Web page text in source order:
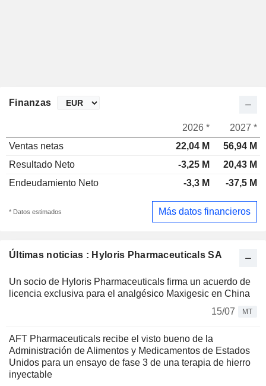
Últimas noticias : Hyloris Pharmaceuticals SA
Un socio de Hyloris Pharmaceuticals firma un acuerdo de
licencia exclusiva para el analgésico Maxigesic en China
15/07
MT
AFT Pharmaceuticals recibe el visto bueno de la
Administración de Alimentos y Medicamentos de Estados
Unidos para un ensayo de fase 3 de una terapia de hierro
inyectable
Finanzas
2026 *
2027 *
Ventas netas
22,04 M
56,94 M
Resultado Neto
-3,25 M
20,43 M
Endeudamiento Neto
-3,3 M -37,5 M
* Datos estimados Más datos financieros